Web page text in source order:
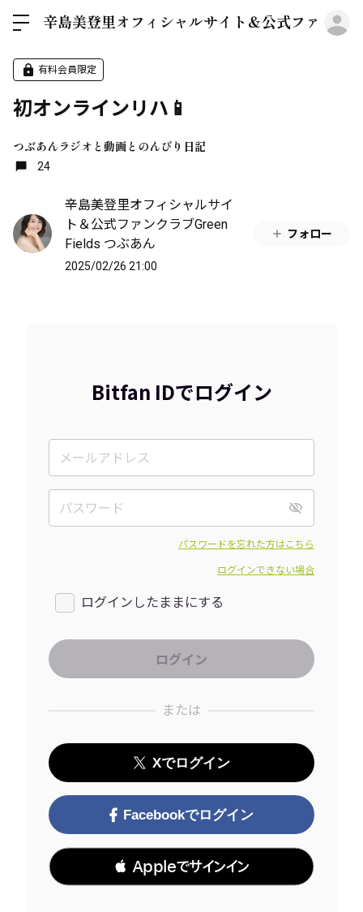
辛島美登里オフィシャルサイト＆公式ファンク
有料会員限定
初オンラインリハ📱
つぶあんラジオと動画とのんびり日記
24
辛島美登里オフィシャルサイ
ト＆公式ファンクラブGreen
Fields つぶあん
2025/02/26 21:00
フォロー
Bitfan IDでログイン
パスワードを忘れた方はこちら
ログインできない場合
ログインしたままにする
または
Xでログイン
Facebookでログイン
 Appleでサインイン